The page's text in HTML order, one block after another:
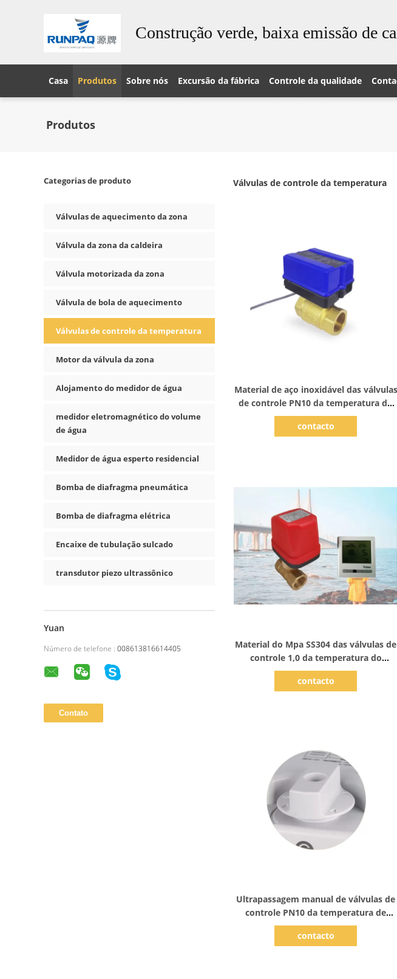
Construção verde, baixa emissão de
Casa Produtos Sobre nós Excursão da fábrica Controle da qualidade
Produtos
Categorias de produto
Válvulas de aquecimento da zona
Válvula da zona da caldeira
Válvula motorizada da zona
Válvula de bola de aquecimento
Válvulas de controle da temperatura
Motor da válvula da zona
Alojamento do medidor de água
medidor eletromagnético do volume
de água
Medidor de água esperto residencial
Bomba de diafragma pneumática
Bomba de diafragma elétrica
Encaixe de tubulação sulcado
transdutor piezo ultrassônico
Yuan
Número de telefone : 008613816614405
Válvulas de controle da temperatura
Material de aço inoxidável das válvulas
de controle PN10 da temperatura do
sistema DN15 da ATAC
contacto
Material do Mpa SS304 das válvulas de
controle 1,0 da temperatura do
sistema dos radiadores da caldeira
contacto
Ultrapassagem manual de válvulas de
controle PN10 da temperatura de
DC12V Polypipe
contacto